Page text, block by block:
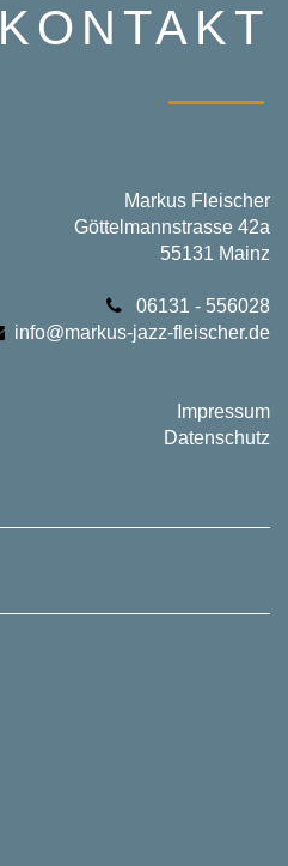
KONTAKT
Markus Fleischer
Göttelmannstrasse 42a
55131 Mainz
06131 - 556028
info@markus-jazz-fleischer.de
Impressum
Datenschutz